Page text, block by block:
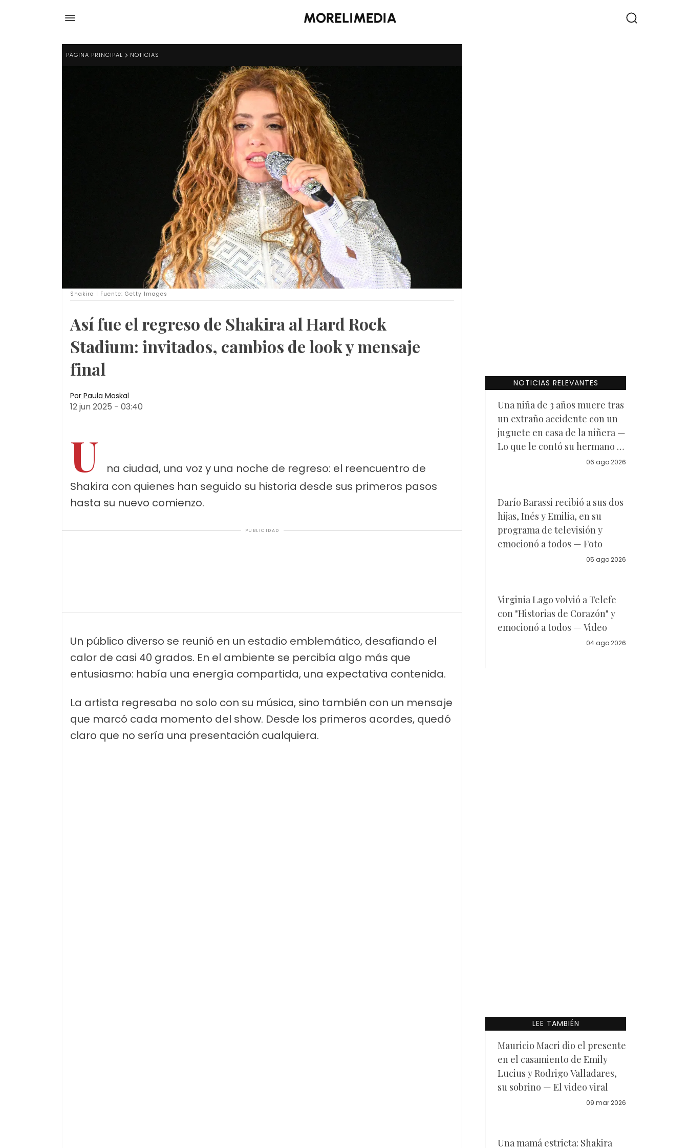
PÁGINA PRINCIPAL NOTICIAS
Shakira | Fuente: Getty Images
Así fue el regreso de Shakira al Hard Rock
Stadium: invitados, cambios de look y mensaje
final
Por Paula Moskal
12 jun 2025 - 03:40
U
na ciudad, una voz y una noche de regreso: el reencuentro de
Shakira con quienes han seguido su historia desde sus primeros pasos
hasta su nuevo comienzo.
PUBLICIDAD
Un público diverso se reunió en un estadio emblemático, desafiando el
calor de casi 40 grados. En el ambiente se percibía algo más que
entusiasmo: había una energía compartida, una expectativa contenida.
La artista regresaba no solo con su música, sino también con un mensaje
que marcó cada momento del show. Desde los primeros acordes, quedó
claro que no sería una presentación cualquiera.
NOTICIAS RELEVANTES
Una niña de 3 años muere tras
un extraño accidente con un
juguete en casa de la niñera —
Lo que le contó su hermano a
06 ago 2026
Darío Barassi recibió a sus dos
hijas, Inés y Emilia, en su
programa de televisión y
emocionó a todos — Foto
05 ago 2026
Virginia Lago volvió a Telefe
con "Historias de Corazón" y
emocionó a todos — Video
04 ago 2026
LEE TAMBIÉN
Mauricio Macri dio el presente
en el casamiento de Emily
Lucius y Rodrigo Valladares,
su sobrino — El video viral
09 mar 2026
Una mamá estricta: Shakira